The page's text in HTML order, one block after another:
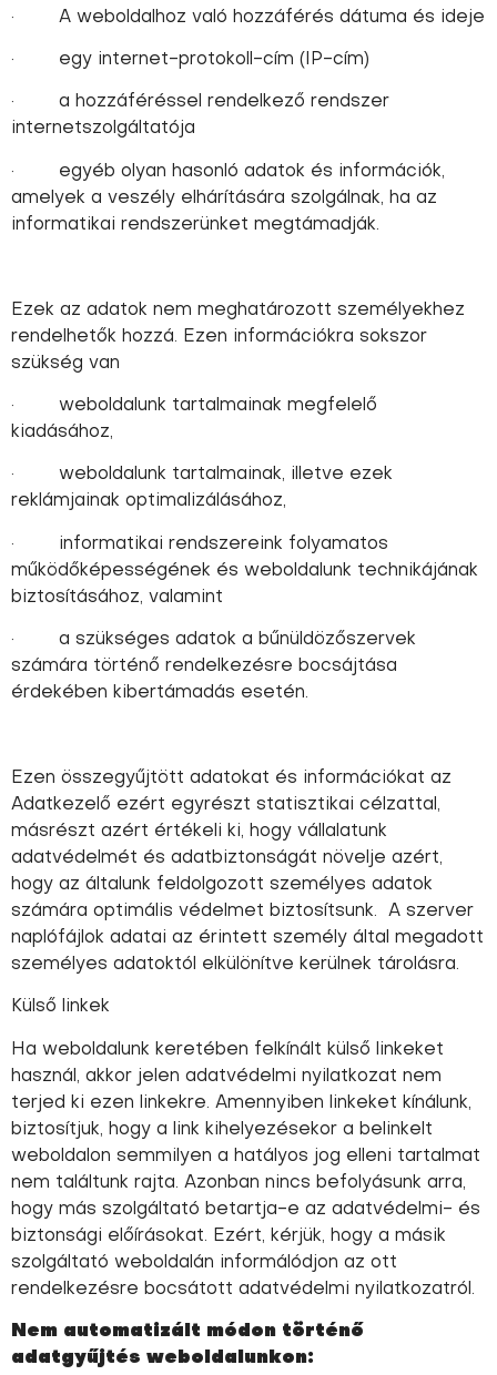
· A weboldalhoz való hozzáférés dátuma és ideje
· egy internet-protokoll-cím (IP-cím)
· a hozzáféréssel rendelkező rendszer
internetszolgáltatója
· egyéb olyan hasonló adatok és információk,
amelyek a veszély elhárítására szolgálnak, ha az
informatikai rendszerünket megtámadják.
Ezek az adatok nem meghatározott személyekhez
rendelhetők hozzá. Ezen információkra sokszor
szükség van
· weboldalunk tartalmainak megfelelő
kiadásához,
· weboldalunk tartalmainak, illetve ezek
reklámjainak optimalizálásához,
· informatikai rendszereink folyamatos
működőképességének és weboldalunk technikájának
biztosításához, valamint
· a szükséges adatok a bűnüldözőszervek
számára történő rendelkezésre bocsájtása
érdekében kibertámadás esetén.
Ezen összegyűjtött adatokat és információkat az
Adatkezelő ezért egyrészt statisztikai célzattal,
másrészt azért értékeli ki, hogy vállalatunk
adatvédelmét és adatbiztonságát növelje azért,
hogy az általunk feldolgozott személyes adatok
számára optimális védelmet biztosítsunk. A szerver
naplófájlok adatai az érintett személy által megadott
személyes adatoktól elkülönítve kerülnek tárolásra.
Külső linkek
Ha weboldalunk keretében felkínált külső linkeket
használ, akkor jelen adatvédelmi nyilatkozat nem
terjed ki ezen linkekre. Amennyiben linkeket kínálunk,
biztosítjuk, hogy a link kihelyezésekor a belinkelt
weboldalon semmilyen a hatályos jog elleni tartalmat
nem találtunk rajta. Azonban nincs befolyásunk arra,
hogy más szolgáltató betartja-e az adatvédelmi- és
biztonsági előírásokat. Ezért, kérjük, hogy a másik
szolgáltató weboldalán informálódjon az ott
rendelkezésre bocsátott adatvédelmi nyilatkozatról.
Nem automatizált módon történő
adatgyűjtés weboldalunkon: